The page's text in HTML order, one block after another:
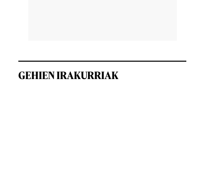
GEHIEN IRAKURRIAK